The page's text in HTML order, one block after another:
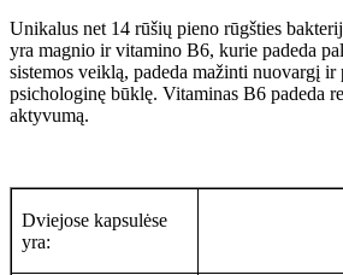
Unikalus net 14 rūšių pieno rūgšties
yra magnio ir vitamino B6, kurie padeda
sistemos veiklą, padeda mažinti nuovargį
psichologinę būklę. Vitaminas B6 padeda
aktyvumą.
Dviejose kapsulėse
yra: